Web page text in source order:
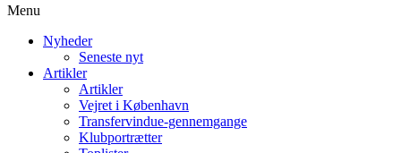
Menu
Nyheder
Seneste nyt
Artikler
Artikler
Vejret i København
Transfervindue-gennemgange
Klubportrætter